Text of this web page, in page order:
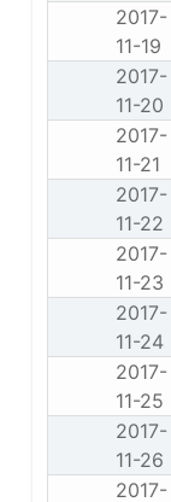
2017-
11-19
2017-
11-20
2017-
11-21
2017-
11-22
2017-
11-23
2017-
11-24
2017-
11-25
2017-
11-26
2017-